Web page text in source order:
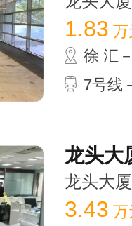
1.83 万
徐 汇
7号线
龙头大
龙头大
3.43 万